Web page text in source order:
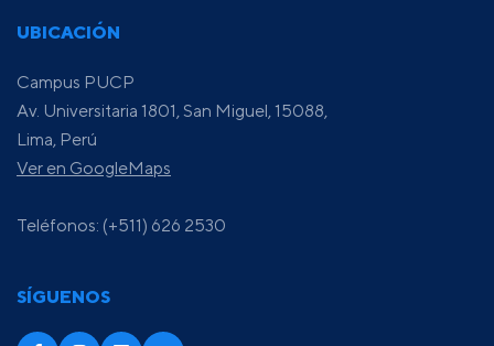
UBICACIÓN
Campus PUCP
Av. Universitaria 1801, San Miguel, 15088,
Lima, Perú
Ver en GoogleMaps
Teléfonos: (+511) 626 2530
SÍGUENOS